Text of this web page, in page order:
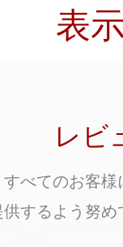
表
レビ
べてのお客
供するよう努